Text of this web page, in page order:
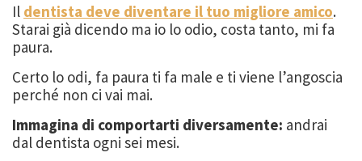
Il dentista deve diventare il tuo migliore amico.
Starai già dicendo ma io lo odio, costa tanto, mi fa
paura.
Certo lo odi, fa paura ti fa male e ti viene l’angoscia
perché non ci vai mai.
Immagina di comportarti diversamente: andrai
dal dentista ogni sei mesi.